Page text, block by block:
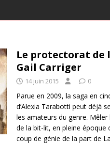
Le protectorat de
Gail Carriger
14 juin 2015 0
Parue en 2009, la saga en
d’Alexia Tarabotti peut déjà
les amateurs du genre.
de la bit-lit, en pleine
coup de génie de la part de